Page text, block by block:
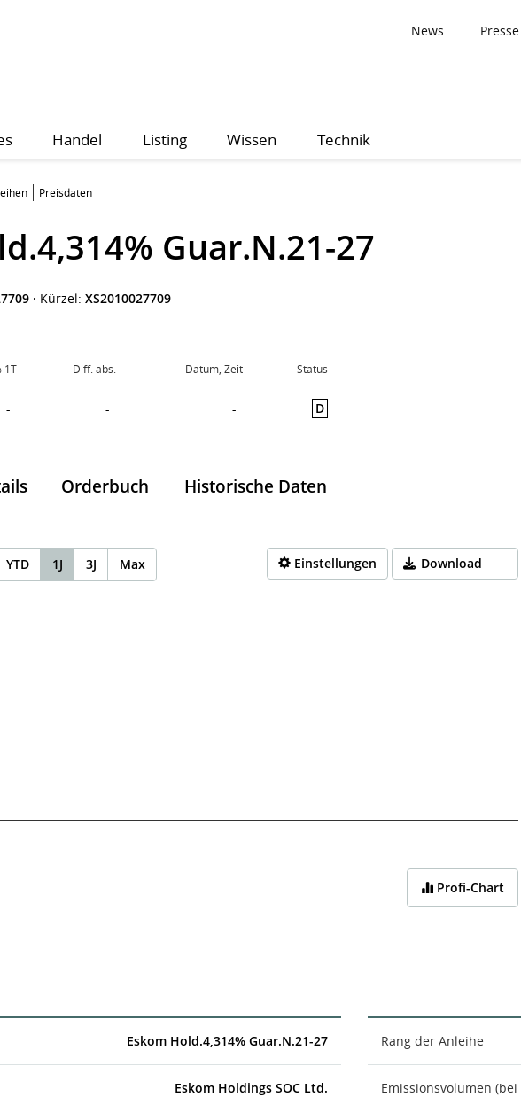
News Presse
Handel Listing Wissen Technik
Preisdaten
Guar.N.21-27
· Kürzel: XS2010027709
1T Diff. abs. Datum, Zeit Status
- - - D
Orderbuch Historische Daten
YTD 1J 3J Max Einstellungen Download
Profi-Chart
Eskom Hold.4,314% Guar.N.21-27
Eskom Holdings SOC Ltd.
Rang der Anleihe
Emissionsvolumen